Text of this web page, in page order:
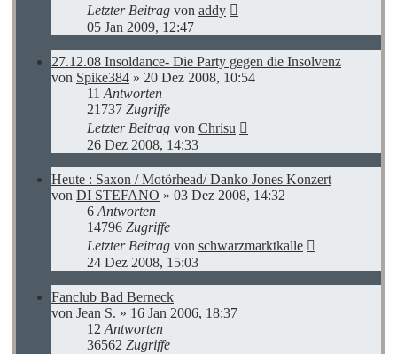
Letzter Beitrag von addy
05 Jan 2009, 12:47
27.12.08 Insoldance- Die Party gegen die Insolvenz
von Spike384 » 20 Dez 2008, 10:54
11 Antworten
21737 Zugriffe
Letzter Beitrag von Chrisu
26 Dez 2008, 14:33
Heute : Saxon / Motörhead/ Danko Jones Konzert
von DI STEFANO » 03 Dez 2008, 14:32
6 Antworten
14796 Zugriffe
Letzter Beitrag von schwarzmarktkalle
24 Dez 2008, 15:03
Fanclub Bad Berneck
von Jean S. » 16 Jan 2006, 18:37
12 Antworten
36562 Zugriffe